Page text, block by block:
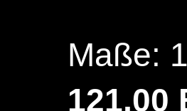
Maße:
121,00